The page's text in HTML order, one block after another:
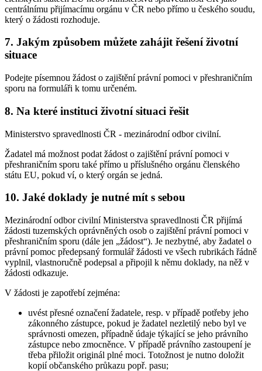
centrálnímu přijímacímu orgánu v ČR nebo přímo u českého soudu,
který o žádosti rozhoduje.
7. Jakým způsobem můžete zahájit řešení životní
situace
Podejte písemnou žádost o zajištění právní pomoci v přeshraničním
sporu na formuláři k tomu určeném.
8. Na které instituci životní situaci řešit
Ministerstvo spravedlnosti ČR - mezinárodní odbor civilní.
Žadatel má možnost podat žádost o zajištění právní pomoci v
přeshraničním sporu také přímo u příslušného orgánu členského
státu EU, pokud ví, o který orgán se jedná.
10. Jaké doklady je nutné mít s sebou
Mezinárodní odbor civilní Ministerstva spravedlnosti ČR přijímá
žádosti tuzemských oprávněných osob o zajištění právní pomoci v
přeshraničním sporu (dále jen „žádost“). Je nezbytné, aby žadatel o
právní pomoc předepsaný formulář žádosti ve všech rubrikách řádně
vyplnil, vlastnoručně podepsal a připojil k němu doklady, na něž v
žádosti odkazuje.
V žádosti je zapotřebí zejména:
uvést přesné označení žadatele, resp. v případě potřeby jeho
zákonného zástupce, pokud je žadatel nezletilý nebo byl ve
správnosti omezen, případně údaje týkající se jeho právního
zástupce nebo zmocněnce. V případě právního zastoupení je
třeba přiložit originál plné moci. Totožnost je nutno doložit
kopií občanského průkazu popř. pasu;